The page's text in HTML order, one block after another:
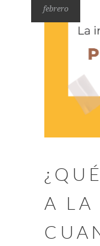
febrero
A LA